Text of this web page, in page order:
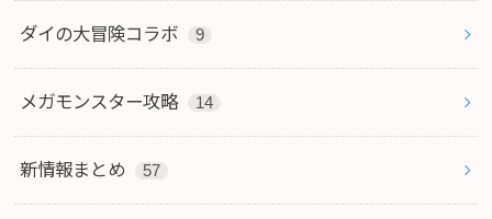
ダイの大冒険コラボ 9
メガモンスター攻略 14
新情報まとめ 57